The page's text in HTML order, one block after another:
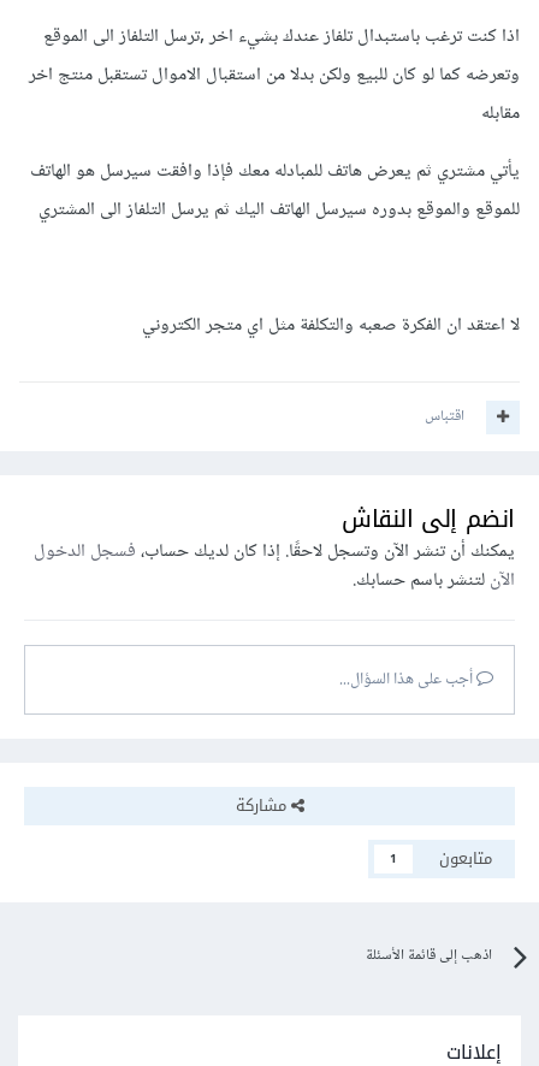
اذا كنت ترغب باستبدال تلفاز عندك بشيء اخر ,ترسل التلفاز الى الموقع
وتعرضه كما لو كان للبيع ولكن بدلا من استقبال الاموال تستقبل منتج اخر
مقابله
يأتي مشتري ثم يعرض هاتف للمبادله معك فإذا وافقت سيرسل هو الهاتف
للموقع والموقع بدوره سيرسل الهاتف اليك ثم يرسل التلفاز الى المشتري
لا اعتقد ان الفكرة صعبه والتكلفة مثل اي متجر الكتروني
اقتباس
انضم إلى النقاش
يمكنك أن تنشر الآن وتسجل لاحقًا. إذا كان لديك حساب،فسجل الدخول
الآنلتنشر باسم حسابك.
أجب على هذا السؤال...
مشاركة
متابعون
1
اذهب إلى قائمة الأسئلة
إعلانات